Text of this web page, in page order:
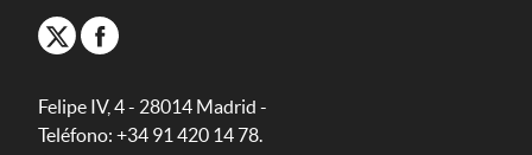
Felipe IV, 4 - 28014 Madrid -
Teléfono: +34 91 420 14 78.